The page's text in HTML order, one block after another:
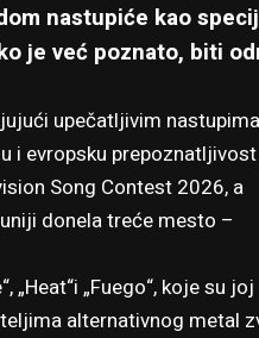
nastupiće kao
je već poznato, biti
upečatljivim
i evropsku prepoznatljivost
Song Contest 2026, a
donela treće mesto –
„Heat“i „Fuego“, koje su joj
alternativnog metal